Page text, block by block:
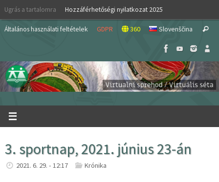
Skip
content
Ugrás a tartalomra Hozzáférhetőségi nyilatkozat 2025
Általános használati feltételek GDPR 360 Slovenščina Search
3. sportnap, 2021. június 23-án
2021. 6. 29. - 12:17 Krónika